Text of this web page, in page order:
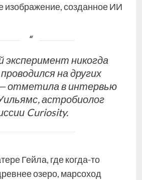
изображение, созданное ИИ
эксперимент никогда
на других
отметила в интервью
астробиолог
Curiosity.
Гейла, где когда-то
озеро, марсоход